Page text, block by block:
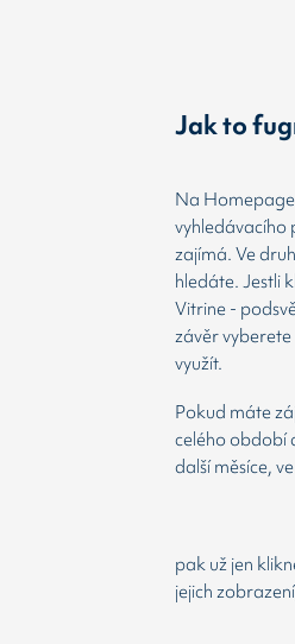
Jak to
Na Homepage
vyhledávacího
zajímá. Ve
hledáte. Jestli
Vitrine -
závěr
využít.
Pokud máte
celého období
další měsíce,
pak už jen
jejich